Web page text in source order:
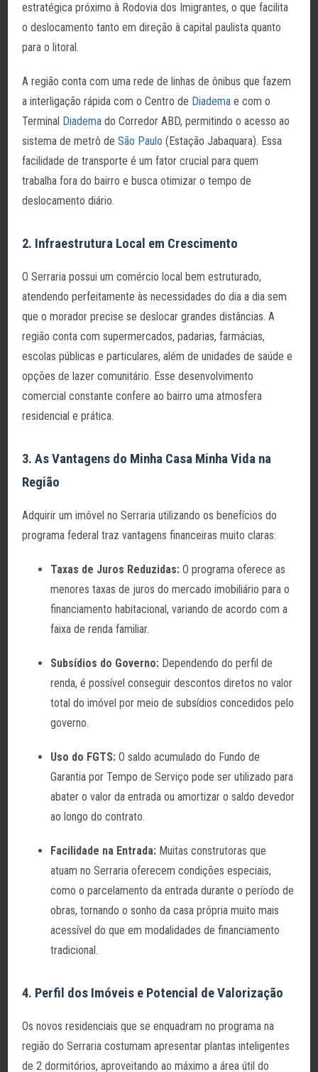
estratégica próximo à Rodovia dos Imigrantes, o que facilita
o deslocamento tanto em direção à capital paulista quanto
para o litoral.
A região conta com uma rede de linhas de ônibus que fazem
a interligação rápida com o Centro de Diadema e com o
Terminal Diadema do Corredor ABD, permitindo o acesso ao
sistema de metrô deSão Paulo (Estação Jabaquara). Essa
facilidade de transporte é um fator crucial para quem
trabalha fora do bairro e busca otimizar o tempo de
deslocamento diário.
2. Infraestrutura Local em Crescimento
O Serraria possui um comércio local bem estruturado,
atendendo perfeitamente às necessidades do dia a dia sem
que o morador precise se deslocar grandes distâncias. A
região conta com supermercados, padarias, farmácias,
escolas públicas e particulares, além de unidades de saúde e
opções de lazer comunitário. Esse desenvolvimento
comercial constante confere ao bairro uma atmosfera
residencial e prática.
3. As Vantagens do Minha Casa Minha Vida na
Região
Adquirir um imóvel no Serraria utilizando os benefícios do
programa federal traz vantagens financeiras muito claras:
Taxas de Juros Reduzidas: O programa oferece as
menores taxas de juros do mercado imobiliário para o
financiamento habitacional, variando de acordo com a
faixa de renda familiar.
Subsídios do Governo: Dependendo do perfil de
renda, é possível conseguir descontos diretos no valor
total do imóvel por meio de subsídios concedidos pelo
governo.
Uso do FGTS: O saldo acumulado do Fundo de
Garantia por Tempo de Serviço pode ser utilizado para
abater o valor da entrada ou amortizar o saldo devedor
ao longo do contrato.
Facilidade na Entrada: Muitas construtoras que
atuam no Serraria oferecem condições especiais,
como o parcelamento da entrada durante o período de
obras, tornando o sonho da casa própria muito mais
acessível do que em modalidades de financiamento
tradicional.
4. Perfil dos Imóveis e Potencial de Valorização
Os novos residenciais que se enquadram no programa na
região do Serraria costumam apresentar plantas inteligentes
de 2 dormitórios, aproveitando ao máximo a área útil do